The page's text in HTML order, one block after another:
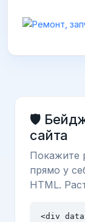
🛡️
сайта
Покажите
прямо у
HTML.
<div